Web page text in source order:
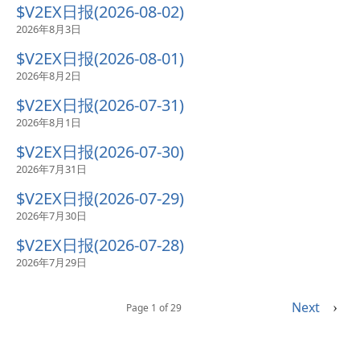
$V2EX日报(2026-08-02)
2026年8月3日
$V2EX日报(2026-08-01)
2026年8月2日
$V2EX日报(2026-07-31)
2026年8月1日
$V2EX日报(2026-07-30)
2026年7月31日
$V2EX日报(2026-07-29)
2026年7月30日
$V2EX日报(2026-07-28)
2026年7月29日
Page 1 of 29 Next ›